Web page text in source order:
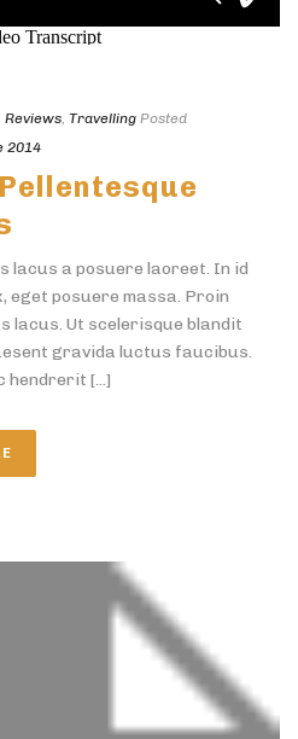
Reviews, Travelling Posted
2014
lacus a posuere laoreet. In id
eget posuere massa. Proin
lacus. Ut scelerisque blandit
gravida luctus faucibus.
hendrerit [...]